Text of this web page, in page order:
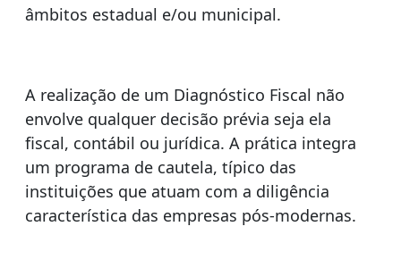
âmbitos estadual e/ou municipal.
A realização de um Diagnóstico Fiscal não
envolve qualquer decisão prévia seja ela
fiscal, contábil ou jurídica. A prática integra
um programa de cautela, típico das
instituições que atuam com a diligência
característica das empresas pós-modernas.